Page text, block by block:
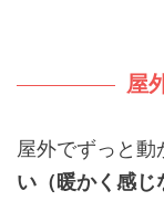
屋
屋外でずっと動
い（暖かく感じ